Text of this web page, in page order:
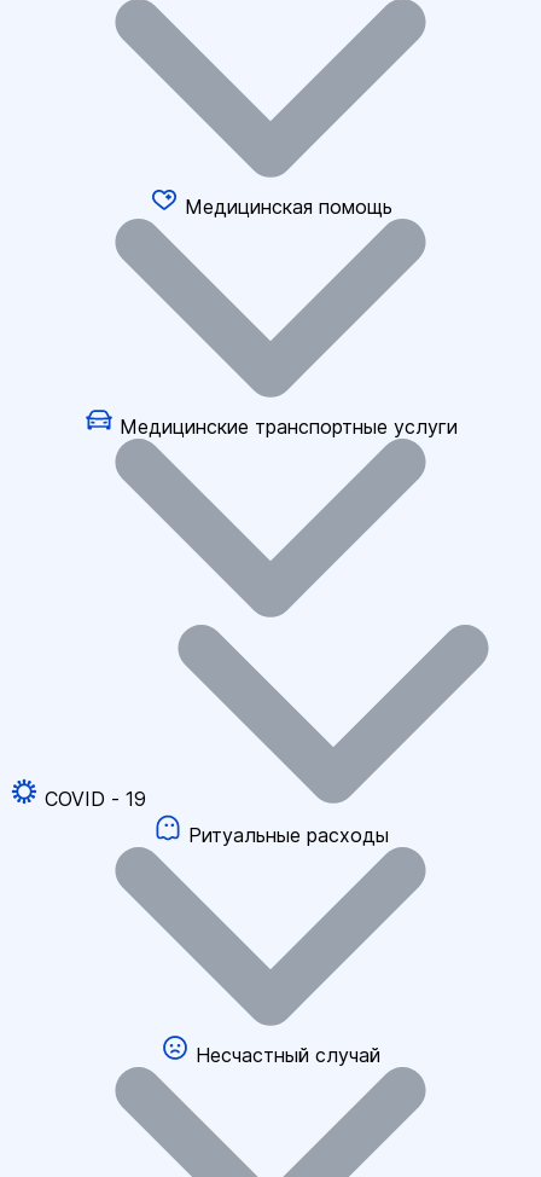
Медицинская помощь
Медицинские транспортные услуги
COVID - 19
Ритуальные расходы
Несчастный случай